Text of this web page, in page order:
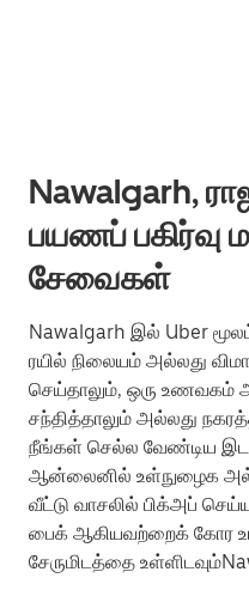
Nawalgarh,
பயணப் பகிர்வு
சேவைகள்
Nawalgarh இல் Uber
ரயில் நிலையம் அல்லது
செய்தாலும், ஒரு உணவகம்
சந்தித்தாலும் அல்லது
நீங்கள் செல்ல வேண்டிய
ஆன்லைனில் உள்நுழைக
வீட்டு வாசலில் பிக்அப்
பைக் ஆகியவற்றைக் கோர
சேருமிடத்தை